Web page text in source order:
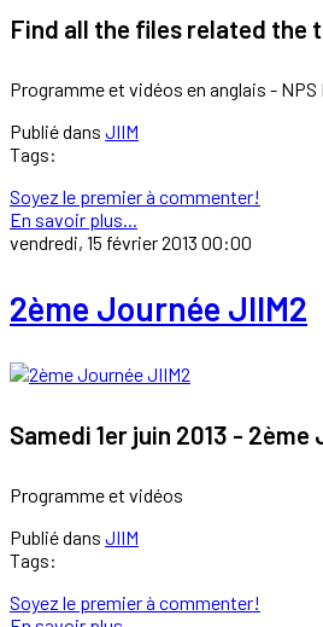
Find all the files related the
Programme et vidéos en anglais - NPS
Publié dans JIIM
Tags:
Soyez le premier à commenter!
En savoir plus...
vendredi, 15 février 2013 00:00
2ème Journée JIIM2
Samedi 1er juin 2013 -
Programme et vidéos
Publié dans JIIM
Tags:
Soyez le premier à commenter!